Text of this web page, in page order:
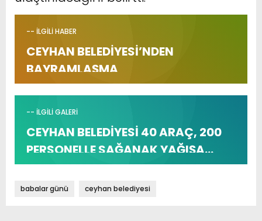
-- İLGİLİ HABER
CEYHAN BELEDİYESİ’NDEN
BAYRAMLAŞMA
-- İLGİLİ GALERİ
CEYHAN BELEDİYESİ 40 ARAÇ, 200
PERSONELLE SAĞANAK YAĞIŞA
KARŞI SEFERBER OLDU
babalar günü ceyhan belediyesi